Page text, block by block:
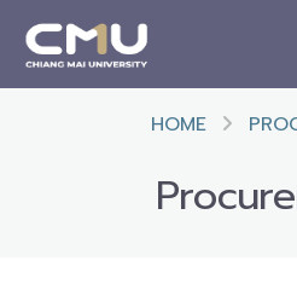
HOME